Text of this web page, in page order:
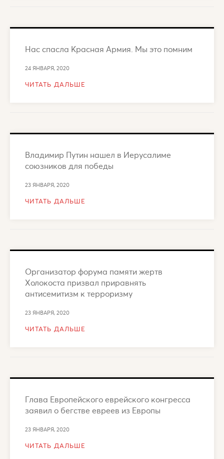
Нас спасла Красная Армия. Мы это помним
24 ЯНВАРЯ, 2020
ЧИТАТЬ ДАЛЬШЕ
Владимир Путин нашел в Иерусалиме
союзников для победы
23 ЯНВАРЯ, 2020
ЧИТАТЬ ДАЛЬШЕ
Организатор форума памяти жертв
Холокоста призвал приравнять
антисемитизм к терроризму
23 ЯНВАРЯ, 2020
ЧИТАТЬ ДАЛЬШЕ
Глава Европейского еврейского конгресса
заявил о бегстве евреев из Европы
23 ЯНВАРЯ, 2020
ЧИТАТЬ ДАЛЬШЕ